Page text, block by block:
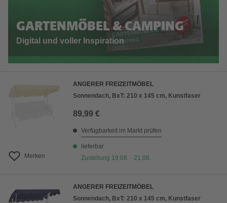
GARTENMÖBEL & CAMPING
Digital und voller Inspiration
Merken
ANGERER FREIZEITMÖBEL
Sonnendach, BxT: 210 x 145 cm, Kunstfaser
89,99 €
Verfügbarkeit im Markt prüfen
lieferbar
Zustellung 19.08. - 21.08.
ANGERER FREIZEITMÖBEL
Sonnendach, BxT: 210 x 145 cm, Kunstfaser